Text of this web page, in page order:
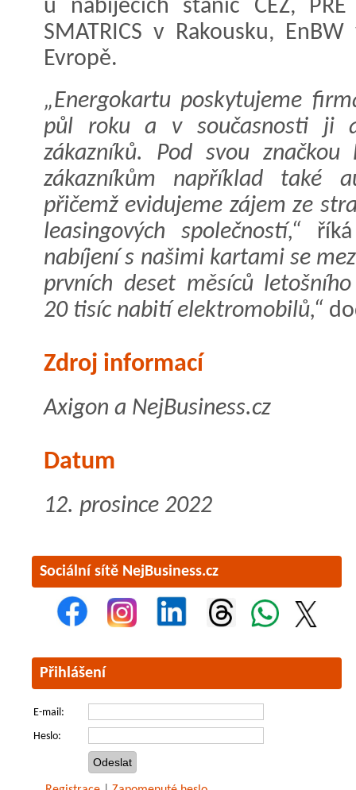
u nabíjecích stanic ČEZ,
SMATRICS v Rakousku,
Evropě.
„Energokartu poskytujeme
půl roku a v současnosti ji
zákazníků. Pod svou
zákazníkům například také
přičemž evidujeme zájem ze
leasingových společností,“
nabíjení s našimi kartami se
prvních deset měsíců
20 tisíc nabití elektromobilů,“
Zdroj informací
Axigon a NejBusiness.cz
Datum
12. prosince 2022
Sociální sítě NejBusiness.cz
Přihlášení
E-mail:
Heslo: